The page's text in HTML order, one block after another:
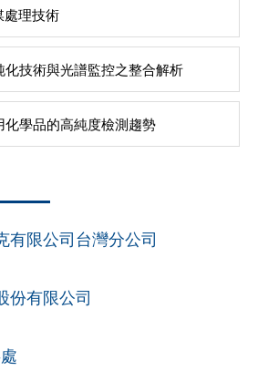
處理技術
化技術與光譜監控之整合解析
化學品的高純度檢測趨勢
有限公司台灣分公司
份有限公司